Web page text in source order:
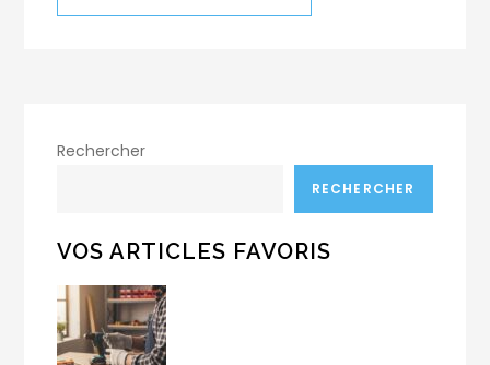
Rechercher
RECHERCHER
VOS ARTICLES FAVORIS